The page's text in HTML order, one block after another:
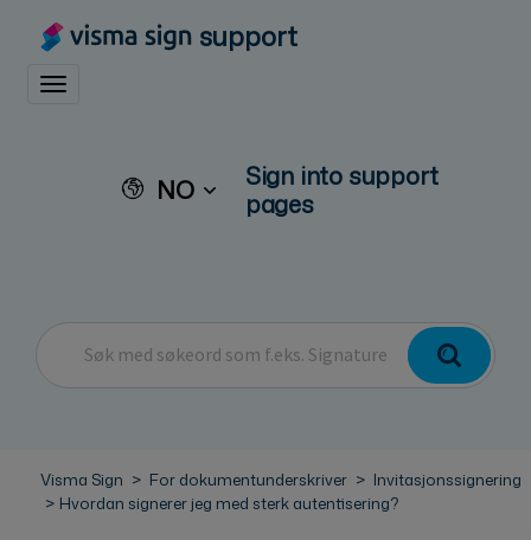
support
Toggle navigation
NO
Sign into support
pages
Visma Sign For dokumentunderskriver
Invitasjonssignering
Hvordan signerer jeg med sterk autentisering?